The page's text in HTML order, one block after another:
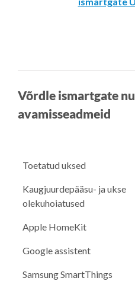
Võrdle ismartgate
avamisseadmeid
Toetatud uksed
Kaugjuurdepääsu- ja ukse
olekuhoiatused
Apple HomeKit
Google assistent
Samsung SmartThings